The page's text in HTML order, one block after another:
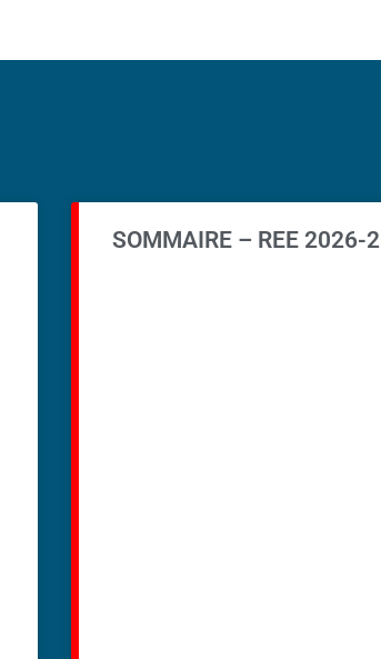
SOMMAIRE – REE 2026-2